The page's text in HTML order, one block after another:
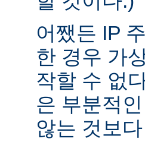
어쨌든 IP
한 경우 가
작할 수 없
은 부분적
않는 것보